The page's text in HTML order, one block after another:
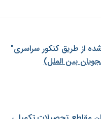
از طريق كنكور سراسری"
بین الملل)